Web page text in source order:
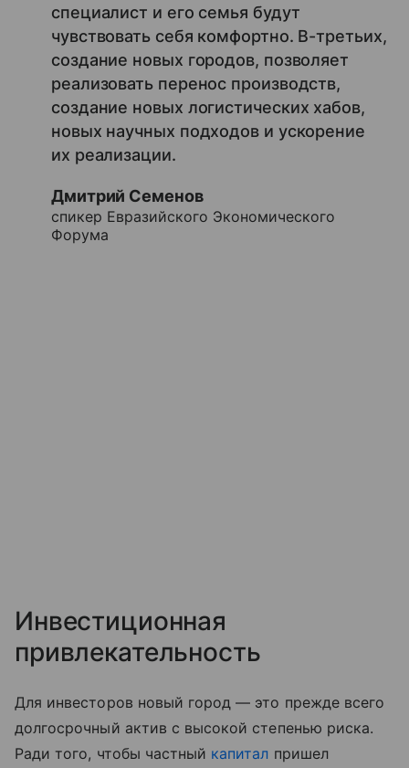
специалист и его семья будут
чувствовать себя комфортно. В-третьих,
создание новых городов, позволяет
реализовать перенос производств,
создание новых логистических хабов,
новых научных подходов и ускорение
их реализации.
Дмитрий Семенов
спикер Евразийского Экономического
Форума
Инвестиционная
привлекательность
Для инвесторов новый город — это прежде всего
долгосрочный актив с высокой степенью риска.
Ради того, чтобы частный капитал пришел